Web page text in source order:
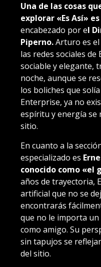
Una de las cosas
explorar «Es Así»
encabezado por el
Piperno.Arturo es
las redes sociales de
sociable y elegante,
noche, aunque se
los boliches que
Enterprise, ya no
espíritu y energía se
sitio.
En cuanto a la
especializado es
conocido como «el
años de trayectoria,
artificial que no se
encontrarás
que no le importa
como amigo. Su
sin tapujos se
del sitio.